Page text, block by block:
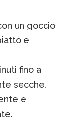
un goccio
e
fino a
secche.
e